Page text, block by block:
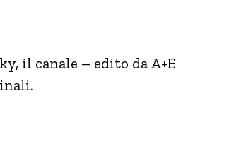
il canale – edito da A+E